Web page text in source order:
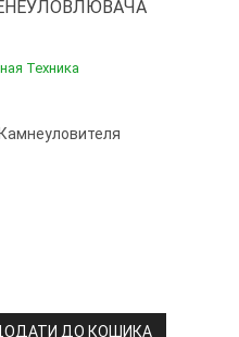
Техника
ДО КОШИКА